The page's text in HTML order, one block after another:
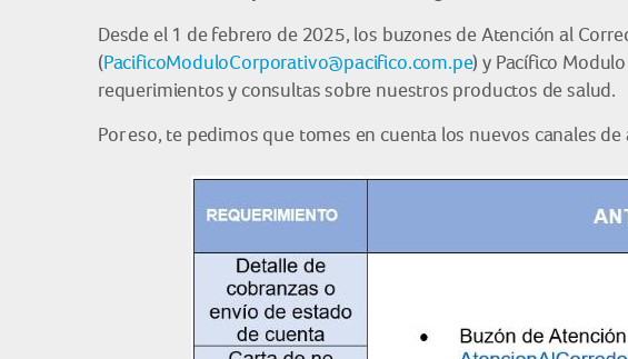
Desde el 1 de febrero de 2025, los buzones de Atención al
(PacificoModuloCorporativo@pacifico.com.pe) y Pacífico
requerimientos y consultas sobre nuestros productos de salud.
Por eso, te pedimos que tomes en cuenta los nuevos canales